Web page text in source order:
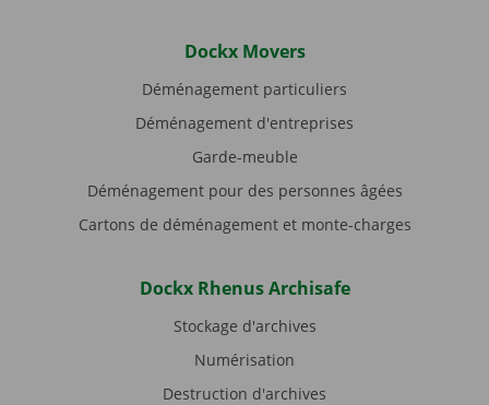
Dockx Movers
Déménagement particuliers
Déménagement d'entreprises
Garde-meuble
Déménagement pour des personnes âgées
Cartons de déménagement et monte-charges
Dockx Rhenus Archisafe
Stockage d'archives
Numérisation
Destruction d'archives